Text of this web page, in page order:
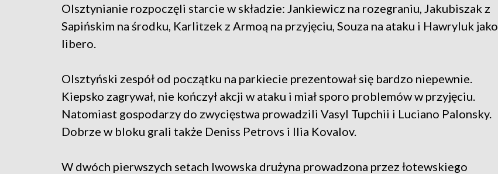
Olsztynianie rozpoczęli starcie w składzie: Jankiewicz na rozegraniu, Jakubiszak z
Sapińskim na środku, Karlitzek z Armoą na przyjęciu, Souza na ataku i Hawryluk jako
libero.
Olsztyński zespół od początku na parkiecie prezentował się bardzo niepewnie.
Kiepsko zagrywał, nie kończył akcji w ataku i miał sporo problemów w przyjęciu.
Natomiast gospodarzy do zwycięstwa prowadzili Vasyl Tupchii i Luciano Palonsky.
Dobrze w bloku grali także Deniss Petrovs i Ilia Kovalov.
W dwóch pierwszych setach lwowska drużyna prowadzona przez łotewskiego